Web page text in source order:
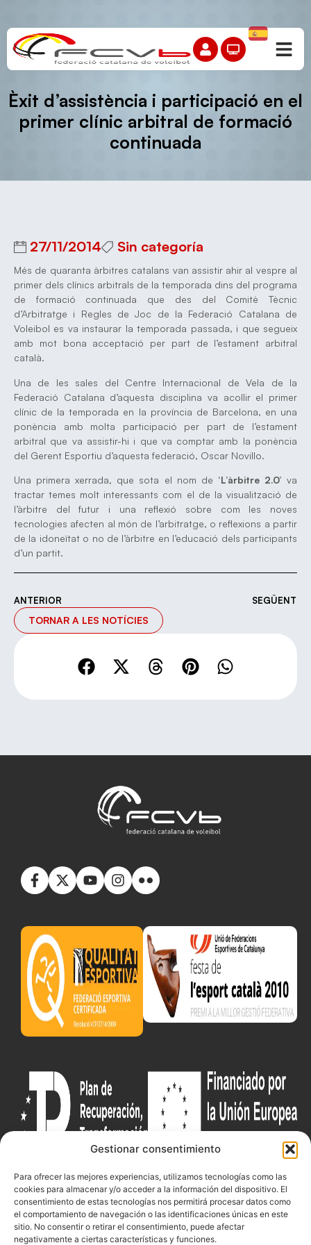
Gestionar consentimiento
Para ofrecer las mejores experiencias, utilizamos tecnologías como las
cookies para almacenar y/o acceder a la información del dispositivo. El
consentimiento de estas tecnologías nos permitirá procesar datos como
el comportamiento de navegación o las identificaciones únicas en este
sitio. No consentir o retirar el consentimiento, puede afectar
negativamente a ciertas características y funciones.
Èxit d’assistència i participació en el
primer clínic arbitral de formació
continuada
27/11/2014 Sin categoría
Més de quaranta àrbitres catalans van assistir ahir al vespre al
primer dels clínics arbitrals de la temporada dins del programa
de formació continuada que des del Comitè Tècnic
d’Arbitratge i Regles de Joc de la Federació Catalana de
Voleibol es va instaurar la temporada passada, i que segueix
amb mot bona acceptació per part de l’estament arbitral
català.
Una de les sales del Centre Internacional de Vela de la
Federació Catalana d’aquesta disciplina va acollir el primer
clínic de la temporada en la província de Barcelona, en una
ponència amb molta participació per part de l’estament
arbitral que va assistir-hi i que va comptar amb la ponència
del Gerent Esportiu d’aquesta federació, Oscar Novillo.
Una primera xerrada, que sota el nom de ‘L’àrbitre 2.0’ va
tractar temes molt interessants com el de la visualització de
l’àrbitre del futur i una reflexió sobre com les noves
tecnologies afecten al món de l’arbitratge, o reflexions a partir
de la idoneïtat o no de l’àrbitre en l’educació dels participants
d’un partit.
ANTERIOR SEGÜENT
TORNAR A LES NOTÍCIES
Federació
Presidència
Competicions
Competiciones
Pista
Documentacio
Funcionament
Transparència
Contacte
Carrer de les
Jonqueres,